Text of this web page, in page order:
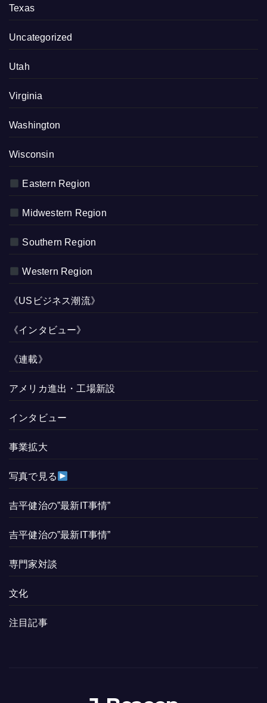
Texas
Uncategorized
Utah
Virginia
Washington
Wisconsin
Eastern Region
Midwestern Region
Southern Region
Western Region
《USビジネス潮流》
《インタビュー》
《連載》
アメリカ進出・工場新設
インタビュー
事業拡大
写真で見る
吉平健治の”最新IT事情”
吉平健治の”最新IT事情”
専門家対談
文化
注目記事